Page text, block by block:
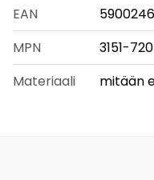
EAN
MPN
3151-720
Materiaali
mitään